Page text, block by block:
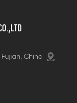
Fujian, China